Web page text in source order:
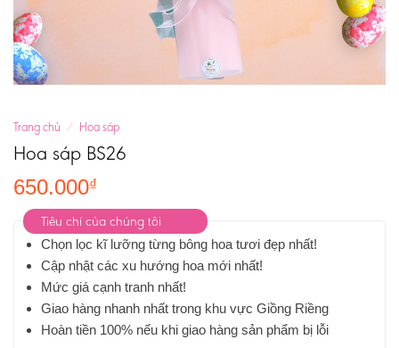
Trang chủ / Hoa sáp
Hoa sáp BS26
650.000₫
Tiêu chí của chúng tôi
Chọn lọc kĩ lưỡng từng bông hoa tươi đẹp nhất!
Cập nhật các xu hướng hoa mới nhất!
Mức giá cạnh tranh nhất!
Giao hàng nhanh nhất trong khu vực Giồng Riềng
Hoàn tiền 100% nếu khi giao hàng sản phẩm bị lỗi